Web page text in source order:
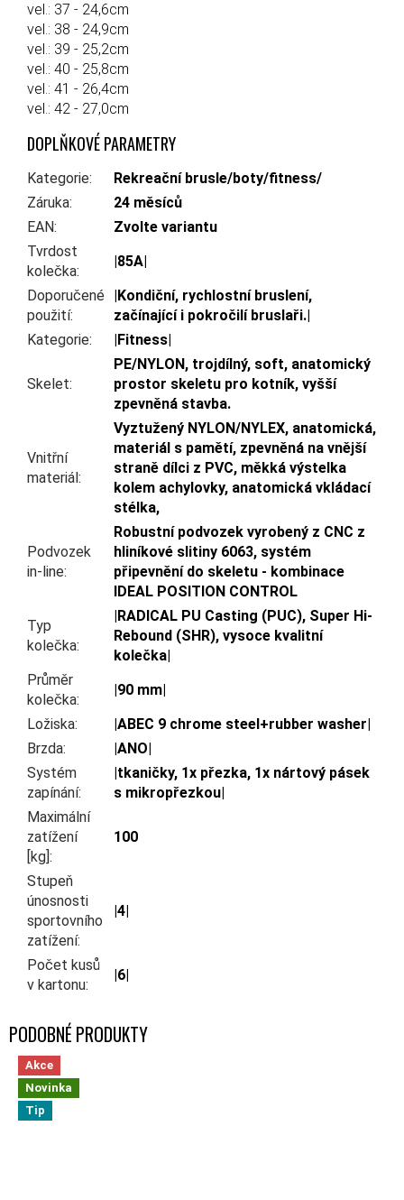
vel.: 37 - 24,6cm
vel.: 38 - 24,9cm
vel.: 39 - 25,2cm
vel.: 40 - 25,8cm
vel.: 41 - 26,4cm
vel.: 42 - 27,0cm
DOPLŇKOVÉ PARAMETRY
Kategorie:
Rekreační brusle/boty/fitness/
Záruka:
24 měsíců
EAN:
Zvolte variantu
Tvrdost
kolečka:
|85A|
Doporučené
použití:
|Kondiční, rychlostní bruslení,
začínající i pokročilí bruslaři.|
Kategorie: |Fitness|
Skelet:
PE/NYLON, trojdílný, soft, anatomický
prostor skeletu pro kotník, vyšší
zpevněná stavba.
Vnitřní
materiál:
Vyztužený NYLON/NYLEX, anatomická,
materiál s pamětí, zpevněná na vnější
straně dílci z PVC, měkká výstelka
kolem achylovky, anatomická vkládací
stélka,
Podvozek
in-line:
Robustní podvozek vyrobený z CNC z
hliníkové slitiny 6063, systém
připevnění do skeletu - kombinace
IDEAL POSITION CONTROL
Typ
kolečka:
|RADICAL PU Casting (PUC), Super Hi-
Rebound (SHR), vysoce kvalitní
kolečka|
Průměr
kolečka:
|90 mm|
Ložiska:
|ABEC 9 chrome steel+rubber washer|
Brzda:
|ANO|
Systém
zapínání:
|tkaničky, 1x přezka, 1x nártový pásek
s mikropřezkou|
Maximální
zatížení
[kg]:
100
Stupeň
únosnosti
sportovního
zatížení:
|4|
Počet kusů
v kartonu:
|6|
Akce
Novinka
Tip